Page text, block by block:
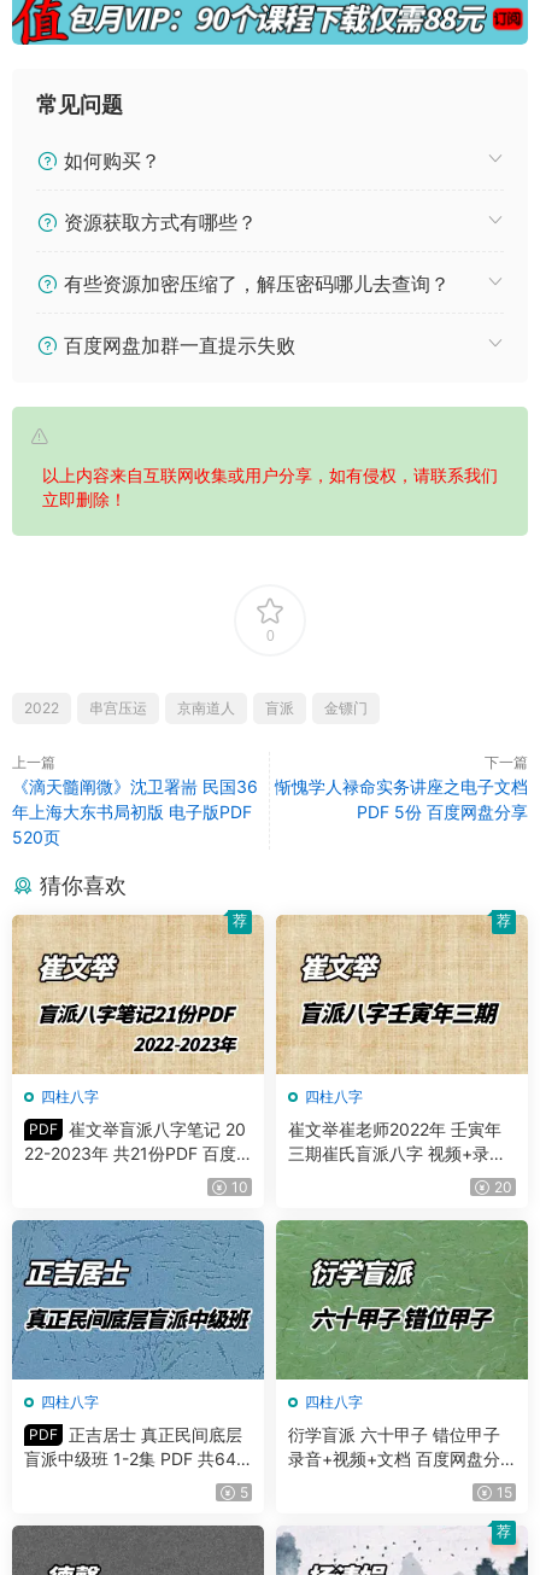
常见问题
如何购买？
资源获取方式有哪些？
有些资源加密压缩了，解压密码哪儿去查询？
百度网盘加群一直提示失败
以上内容来自互联网收集或用户分享，如有侵权，请联系我们
立即删除！
0
2022 串宫压运 京南道人 盲派 金镖门
上一篇
《滴天髓阐微》沈卫署耑 民国36
年上海大东书局初版 电子版PDF
520页
下一篇
惭愧学人禄命实务讲座之电子文档
PDF 5份 百度网盘分享
猜你喜欢
四柱八字
PDF 崔文举盲派八字笔记 20
22-2023年 共21份PDF 百度
10
荐
四柱八字
崔文举崔老师2022年 壬寅年
三期崔氏盲派八字 视频+录音2
20
荐
四柱八字
PDF 正吉居士 真正民间底层
盲派中级班 1-2集 PDF 共644
5
四柱八字
衍学盲派 六十甲子 错位甲子
录音+视频+文档 百度网盘分
15
荐